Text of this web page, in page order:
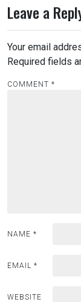
Leave a
Your email
Required fields
COMMENT *
NAME *
EMAIL *
WEBSITE